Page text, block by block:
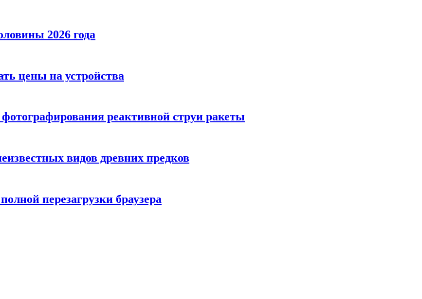
2026 года
цены на устройства
реактивной струи ракеты
видов древних предков
перезагрузки браузера